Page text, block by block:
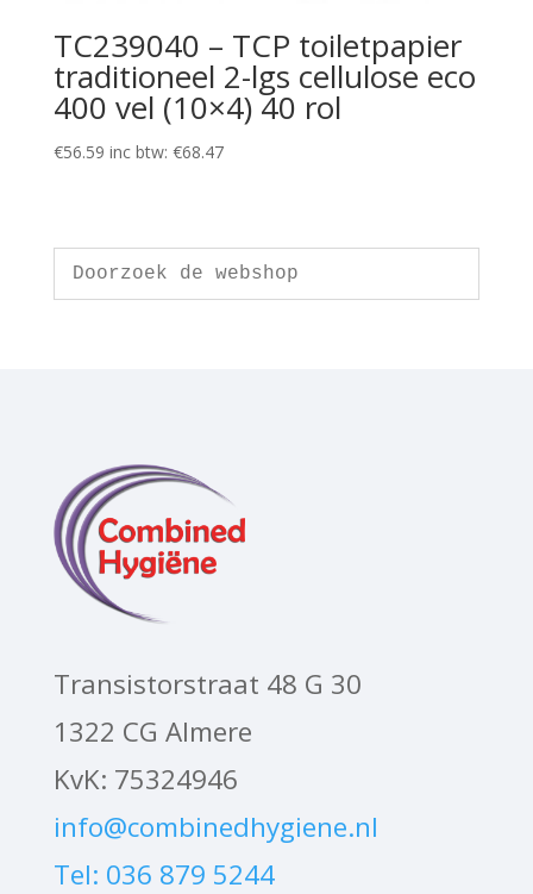
TC239040 – TCP toiletpapier
traditioneel 2-lgs cellulose eco
400 vel (10×4) 40 rol
€56.59 inc btw: €68.47
Transistorstraat 48 G 30
1322 CG Almere
KvK: 75324946
info@combinedhygiene.nl
Tel: 036 879 5244